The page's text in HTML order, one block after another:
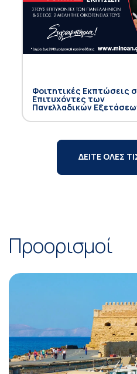
Φοιτητικές Εκπτώσεις
Επιτυχόντες των
Πανελλαδικών
ΔΕΙΤΕ ΟΛΕΣ
Προορισμοί